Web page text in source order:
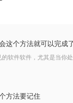
这个方法就可以完成
软件软件，尤其是当你
方法要记住